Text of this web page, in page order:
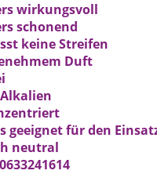
wirkungsvoll
schonend
keine Streifen
Duft
geeignet für den
neutral